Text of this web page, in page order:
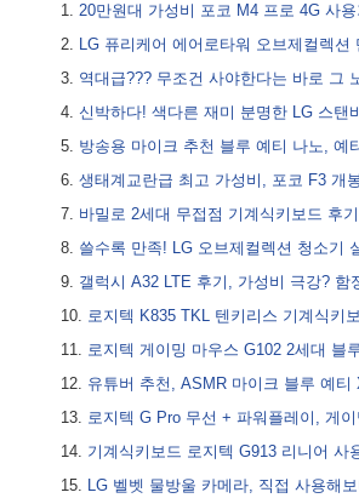
20만원대 가성비 포코 M4 프로 4G 사
LG 퓨리케어 에어로타워 오브제컬렉션
역대급??? 무조건 사야한다는 바로 그
신박하다! 색다른 재미 분명한 LG 스탠
방송용 마이크 추천 블루 예티 나노, 예
생태계교란급 최고 가성비, 포코 F3 개
바밀로 2세대 무접점 기계식키보드 후
쓸수록 만족! LG 오브제컬렉션 청소기
갤럭시 A32 LTE 후기, 가성비 극강? 함
로지텍 K835 TKL 텐키리스 기계식키
로지텍 게이밍 마우스 G102 2세대 블
유튜버 추천, ASMR 마이크 블루 예티
로지텍 G Pro 무선 + 파워플레이, 게
기계식키보드 로지텍 G913 리니어 사
LG 벨벳 물방울 카메라, 직접 사용해보